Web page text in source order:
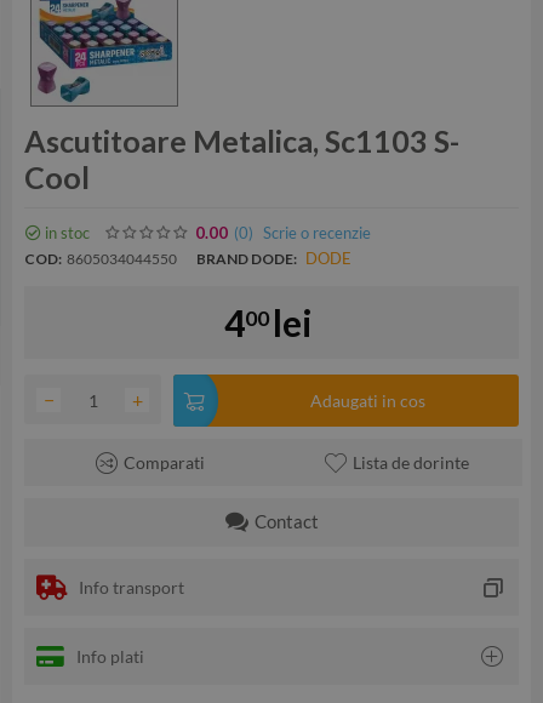
Ascutitoare Metalica, Sc1103 S-
Cool
in stoc 0.00 (0) Scrie o recenzie
COD: 8605034044550 BRAND DODE: DODE
400 lei
+
− Adaugati in cos
Comparati Lista de dorinte
Contact
Info transport
Info plati